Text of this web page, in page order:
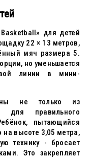
для детей
22 × 13 метров,
мяч размера 5.
но уменьшается
линии в мини-
не только из
правильного
пытающийся
на высоте 3,05 метра,
технику - бросает
Это закрепляет